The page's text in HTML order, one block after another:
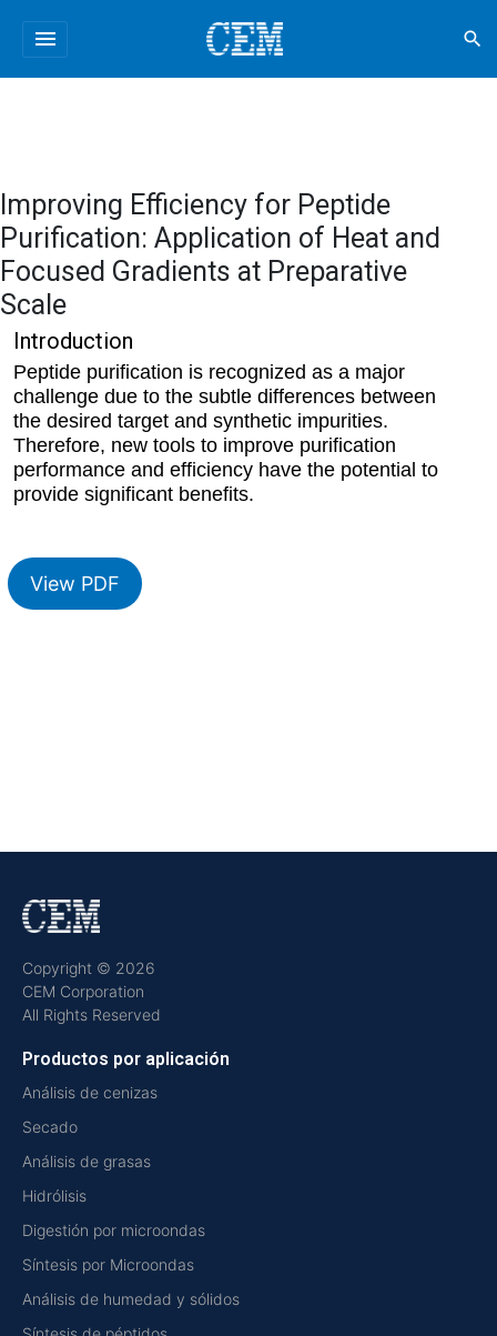
menu search
Improving Efficiency for Peptide
Purification: Application of Heat and
Focused Gradients at Preparative
Scale
Introduction
Peptide purification is recognized as a major
challenge due to the subtle differences between
the desired target and synthetic impurities.
Therefore, new tools to improve purification
performance and efficiency have the potential to
provide significant benefits.
View PDF
Copyright © 2026
CEM Corporation
All Rights Reserved
Productos por aplicación
Análisis de cenizas
Secado
Análisis de grasas
Hidrólisis
Digestión por microondas
Síntesis por Microondas
Análisis de humedad y sólidos